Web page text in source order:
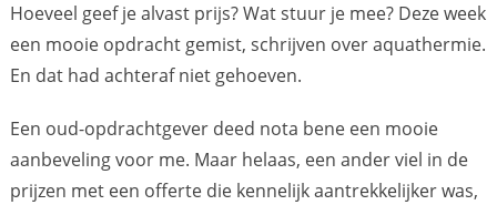
Hoeveel geef je alvast prijs? Wat stuur je mee? Deze week
een mooie opdracht gemist, schrijven over aquathermie.
En dat had achteraf niet gehoeven.
Een oud-opdrachtgever deed nota bene een mooie
aanbeveling voor me. Maar helaas, een ander viel in de
prijzen met een offerte die kennelijk aantrekkelijker was,